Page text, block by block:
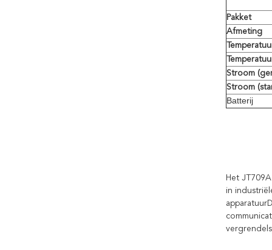
Pakket
Afmeting
Stroom
Stroom
Batterij
Het
in